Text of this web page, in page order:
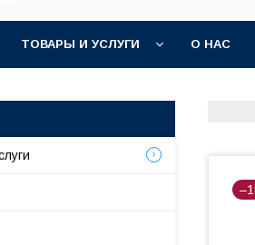
ТОВАРЫ И УСЛУГИ О НАС